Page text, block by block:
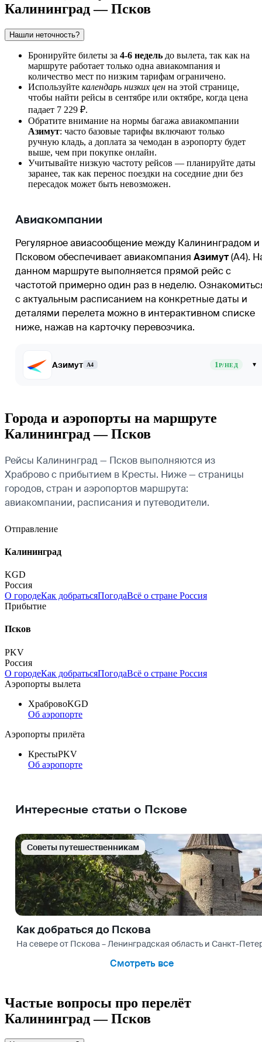
Калининград — Псков
Нашли неточность?
Бронируйте билеты за 4-6 недель до вылета, так как на
маршруте работает только одна авиакомпания и
количество мест по низким тарифам ограничено.
Используйте календарь низких цен на этой странице,
чтобы найти рейсы в сентябре или октябре, когда цена
падает 7 229 ₽.
Обратите внимание на нормы багажа авиакомпании
Азимут: часто базовые тарифы включают только
ручную кладь, а доплата за чемодан в аэропорту будет
выше, чем при покупке онлайн.
Учитывайте низкую частоту рейсов — планируйте даты
заранее, так как перенос поездки на соседние дни без
пересадок может быть невозможен.
Авиакомпании
Регулярное авиасообщение между Калининградом и
Псковом обеспечивает авиакомпания Азимут(A4).
данном маршруте выполняется прямой рейс с
частотой примерно один раз в неделю.
с актуальным расписанием на конкретные даты и
деталями перелета можно в интерактивном списке
ниже, нажав на карточку перевозчика.
Азимут A4 1Р/НЕД ▾
Города и аэропорты на маршруте
Калининград — Псков
Рейсы Калининград — Псков выполняются из
Храброво с прибытием в Кресты. Ниже — страницы
городов, стран и аэропортов маршрута:
авиакомпании, расписания и путеводители.
Отправление
Калининград
KGD
Россия
О городеКак добратьсяПогодаВсё о стране Россия
Прибытие
Псков
PKV
Россия
О городеКак добратьсяПогодаВсё о стране Россия
Аэропорты вылета
ХрабровоKGD
Об аэропорте
Аэропорты прилёта
КрестыPKV
Об аэропорте
Интересные статьи о Пскове
Cоветы путешественникам
Как добраться до Пскова
На севере от Пскова – Ленинградская область и Санкт-
Смотреть все
Частые вопросы про перелёт
Калининград — Псков